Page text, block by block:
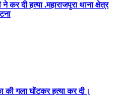
कर दी हत्या .महाराजपुरा थाना क्षेत्र
की गला घोंटकर हत्या कर दी।